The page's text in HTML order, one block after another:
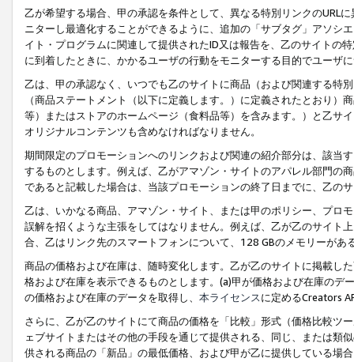
乙が希望する場合、甲の承認を条件として、異なる特別リンクのURL
ニターし最適化することができるように、追加の「サブタグ」アソシ
イト・プログラムに関連して提供されたID又は報告を、乙のサイトの
に到着したときに、かかるユーザの行動をモニターする目的でユーザ
乙は、甲の承認なく、いつでも乙のサイトに商品（および関連する特
（商品ステートメント（以下に定義します。）に定義されたとおり
等）またはストアのホームページ（食料品等）を含みます。）と乙サ
オリジナルコンテンツも含めなければなりません。
期間限定のプロモーションへのリンクおよび関連の紹介部分は、該当
するものとします。例えば、乙がアマゾン・サイトのアパレル部門の
であると記載した場合は、当該プロモーションの終了日までに、乙の
乙は、いかなる商品、アマゾン・サイト、または甲のポリシー、プロ
誤解を招くような主張をしてはなりません。例えば、乙が乙のサイト
合、乙はリンク先のスマートフォンについて、128 GBのメモリーがあ
商品の価格および在庫は、随時変化します。乙が乙のサイトに掲載し
格および在庫を表示できるものとします。(a)甲が価格および在庫の
の価格および在庫のデータを取得し、 本ライセンスに定めるCreators
さらに、乙が乙のサイトにて商品の価格を「比較」形式（価格比較ツ
ェブサイトまたはその他の手段を通じて提供される、同じ、または類
供される商品の「新品」の最低価格、および甲が乙に提供している場